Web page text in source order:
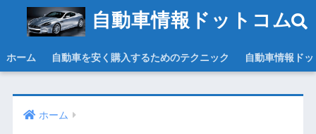
自動車情報ドットコム
ホーム 自動車を安く購入するためのテクニック 自動車情報ド
ホーム